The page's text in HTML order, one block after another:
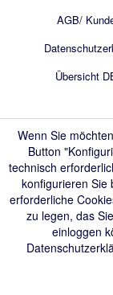
AGB/
Übersicht
Wenn Sie
Button
technisch
konfigurieren Sie
erforderliche
zu legen, das
einloggen